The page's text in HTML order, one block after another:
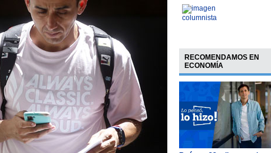
RECOMENDAMOS EN
ECONOMÍA